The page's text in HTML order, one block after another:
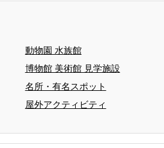
動物園 水族館
博物館 美術館 見学施設
名所・有名スポット
屋外アクティビティ